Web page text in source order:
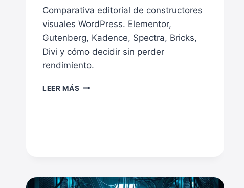
Comparativa editorial de constructores
visuales WordPress. Elementor,
Gutenberg, Kadence, Spectra, Bricks,
Divi y cómo decidir sin perder
rendimiento.
LEER MÁS REVIEW
EL